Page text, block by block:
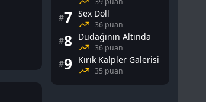
#7 Sex Doll
36 puan
#8 Dudağının Altında
36 puan
#9 Kırık Kalpler Galerisi
35 puan